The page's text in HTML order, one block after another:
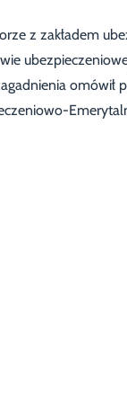
z zakładem
omówił